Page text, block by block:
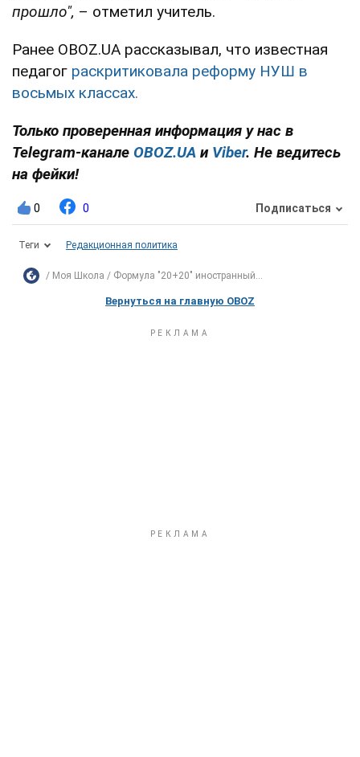
прошло", – отметил учитель.
Ранее OBOZ.UA рассказывал, что известная
педагог раскритиковала реформу НУШ в
восьмых классах.
Только проверенная информация у нас в
Telegram-канале OBOZ.UA и Viber. Не ведитесь
на фейки!
0 0 Подписаться
Теги Редакционная политика
Моя Школа Формула "20+20" иностранный...
Вернуться на главную OBOZ